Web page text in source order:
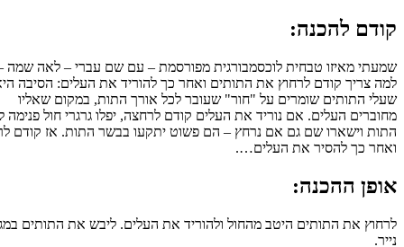
להכנה:
מאיזו טבחית לוכסמבורגית מפורסמת – עם שם עברי – לאה שמה –
צריך קודם לרחוץ את התותים ואחר כך להוריד את העלים: הסיבה היא
התותים שומרים על "חור" שעובר לכל אורך התות, במקום שאליו
העלים. אם נוריד את העלים קודם לרחצה, יפלו גרגרי חול פנימה לתוך
וישארו שם גם אם נרחץ – הם פשוט יתקעו בבשר התות. אז קודם לרחוץ
כך להסיר את העלים….
ההכנה:
את התותים היטב מהחול ולהוריד את העלים. ליבש את התותים במגבוני